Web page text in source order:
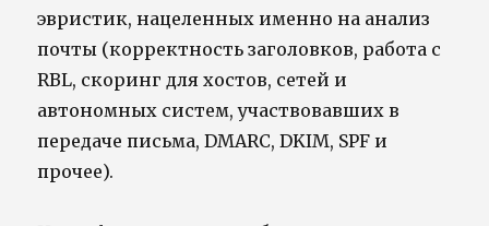
эвристик, нацеленных именно на анализ
почты (корректность заголовков, работа с
RBL, скоринг для хостов, сетей и
автономных систем, участвовавших в
передаче письма, DMARC, DKIM, SPF и
прочее).